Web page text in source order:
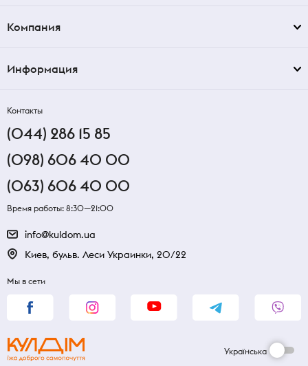
Компания
Информация
Контакты
(044) 286 15 85
(098) 606 40 00
(063) 606 40 00
Время работы: 8:30—21:00
info@kuldom.ua
Киев, бульв. Леси Украинки, 20/22
Мы в сети
Українська